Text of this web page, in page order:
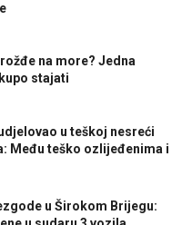
na more? Jedna
stajati
u teškoj nesreći
Među teško ozlijeđenima i
u Širokom Brijegu: